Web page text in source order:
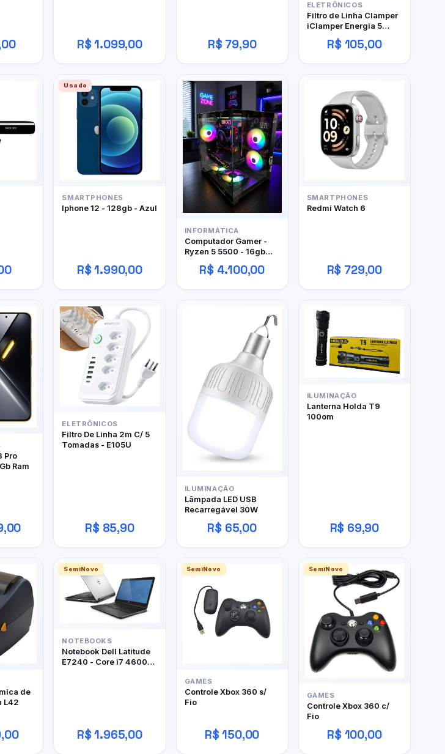
R$ 1.099,00 R$ 79,90
ELETRÔNICOS
Filtro de Linha Clamper
iClamper Energia 5
Tomadas
R$ 105,00
Usado
SMARTPHONES
Iphone 12 - 128gb - Azul
R$ 1.990,00
INFORMÁTICA
Computador Gamer -
Ryzen 5 5500 - 16gb
DDR4 - 480GB SSD - RX
480 4gb
R$ 4.100,00
SMARTPHONES
Redmi Watch 6
R$ 729,00
Pro
Ram
ELETRÔNICOS
Filtro De Linha 2m C/ 5
Tomadas - E105U
R$ 85,90
ILUMINAÇÃO
Lâmpada LED USB
Recarregável 30W
R$ 65,00
ILUMINAÇÃO
Lanterna Holda T9
100om
R$ 69,90
de
L42
SemiNovo
NOTEBOOKS
Notebook Dell Latitude
E7240 - Core i7 4600U
R$ 1.965,00
SemiNovo
GAMES
Controle Xbox 360 s/
Fio
R$ 150,00
SemiNovo
GAMES
Controle Xbox 360 c/
Fio
R$ 100,00